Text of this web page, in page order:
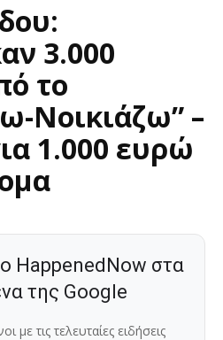
3.000
το
Νοικιάζω” –
1.000 ευρώ
HappenedNow στα
της Google
με τις τελευταίες ειδήσεις